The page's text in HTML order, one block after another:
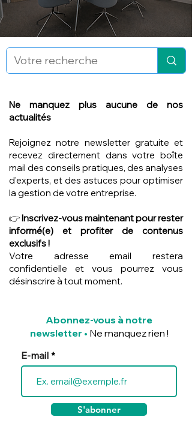
Ne manquez plus aucune de nos
actualités
Rejoignez notre newsletter gratuite et
recevez directement dans votre boîte
mail des conseils pratiques, des analyses
d'experts, et des astuces pour optimiser
la gestion de votre entreprise.
👉Inscrivez-vous maintenant pour rester
informé(e) et profiter de contenus
exclusifs !
Votre adresse email restera
confidentielle et vous pourrez vous
désinscrire à tout moment.
Abonnez-vous à notre
newsletter • Ne manquez rien !
E-mail
S'abonner